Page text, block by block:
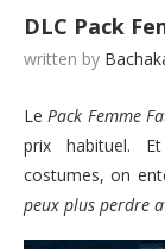
DLC Pack
written by
LePack Femme
prix habituel.
costumes, on
peux plus perdre